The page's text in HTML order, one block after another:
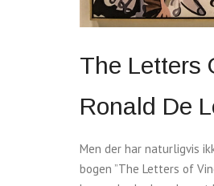
The Letters
Ronald De
Men der har naturligvis
bogen ”The Letters of